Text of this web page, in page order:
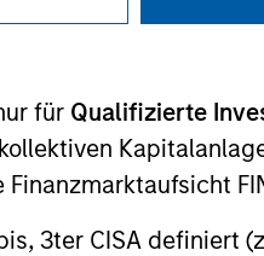
für Qualifizierte
3ter CISA definiert